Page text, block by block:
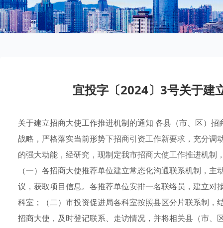
宜投字〔2024〕3号关于建
关于建立招商大使工作推进机制的通知 各县（市、区）
战略，严格落实当前形势下招商引资工作新要求，充分
的强大动能，经研究，现制定我市招商大使工作推进机
（一）各招商大使推荐单位建立常态化沟通联系机制，
议，获取项目信息。各推荐单位安排一名联络员，建立
科室；（二）市投资促进局各科室按照县区分片联系制
招商大使，及时登记联系、走访情况，并将相关县（市